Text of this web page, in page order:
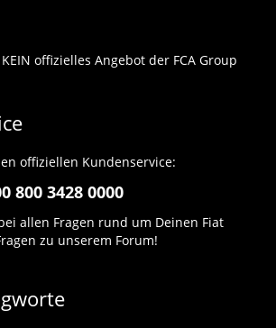
offizielles Angebot der FCA Group
offiziellen Kundenservice:
800 3428 0000
allen Fragen rund um Deinen Fiat
zu unserem Forum!